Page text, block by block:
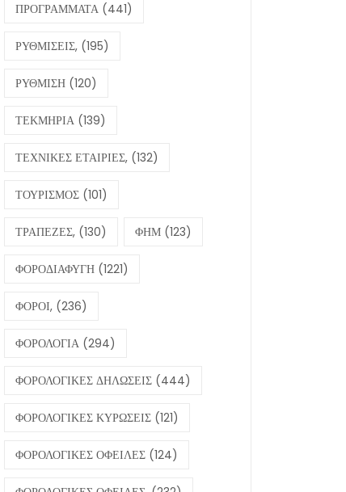
ΠΡΟΓΡΑΜΜΑΤΑ (441)
ΡΥΘΜΙΣΕΙΣ, (195)
ΡΥΘΜΙΣΗ (120)
ΤΕΚΜΗΡΙΑ (139)
ΤΕΧΝΙΚΕΣ ΕΤΑΙΡΙΕΣ, (132)
ΤΟΥΡΙΣΜΟΣ (101)
ΤΡΑΠΕΖΕΣ, (130) ΦΗΜ (123)
ΦΟΡΟΔΙΑΦΥΓΗ (1221)
ΦΟΡΟΙ, (236)
ΦΟΡΟΛΟΓΙΑ (294)
ΦΟΡΟΛΟΓΙΚΕΣ ΔΗΛΩΣΕΙΣ (444)
ΦΟΡΟΛΟΓΙΚΕΣ ΚΥΡΩΣΕΙΣ (121)
ΦΟΡΟΛΟΓΙΚΕΣ ΟΦΕΙΛΕΣ (124)